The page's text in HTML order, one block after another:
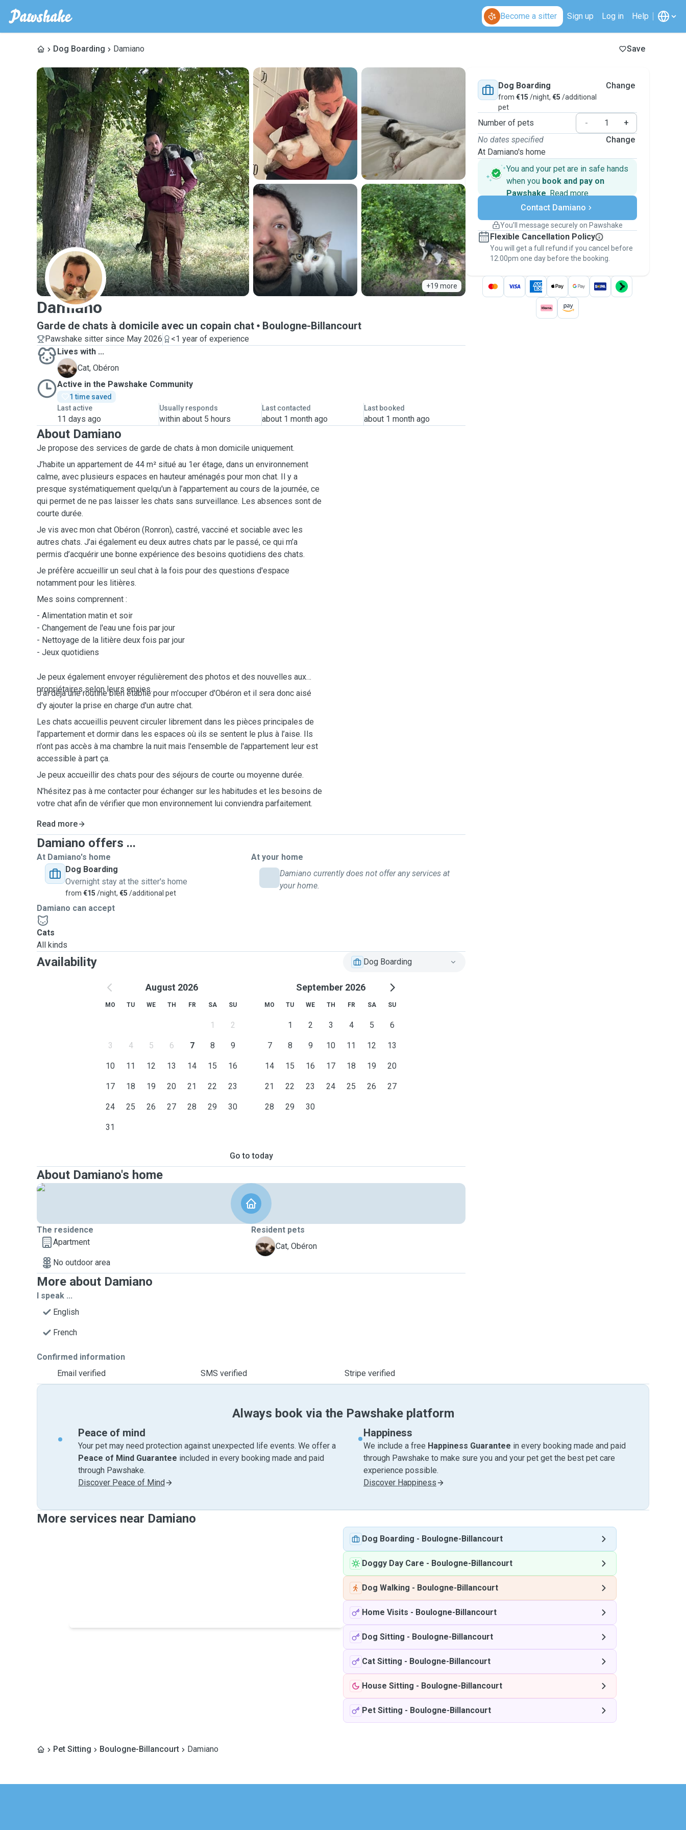
Become a sitter Sign up Log in Help
Dog Boarding Damiano Save
+19 more
D
Damiano
Garde de chats à domicile avec un copain chat Boulogne-Billancourt
Pawshake sitter since May 2026
<1 year of experience
Lives with ...
O
Cat, Obéron
Active in the Pawshake Community
1 time saved
Last active
11 days ago
Usually responds
within about 5 hours
Last contacted
about 1 month ago
Last booked
about 1 month ago
About Damiano
Je propose des services de garde de chats à mon domicile uniquement.
J’habite un appartement de 44 m² situé au 1er étage, dans un environnement
calme, avec plusieurs espaces en hauteur aménagés pour mon chat. Il y a
presque systématiquement quelqu'un à l’appartement au cours de la journée, ce
qui permet de ne pas laisser les chats sans surveillance. Les absences sont de
courte durée.
Je vis avec mon chat Obéron (Ronron), castré, vacciné et sociable avec les
autres chats. J’ai également eu deux autres chats par le passé, ce qui m’a
permis d’acquérir une bonne expérience des besoins quotidiens des chats.
Je préfère accueillir un seul chat à la fois pour des questions d'espace
notamment pour les litières.
Mes soins comprennent :
- Alimentation matin et soir
- Changement de l'eau une fois par jour
- Nettoyage de la litière deux fois par jour
- Jeux quotidiens
Je peux également envoyer régulièrement des photos et des nouvelles aux
propriétaires selon leurs envies.
J'ai déjà une routine bien établie pour m'occuper d'Obéron et il sera donc aisé
d'y ajouter la prise en charge d'un autre chat.
Les chats accueillis peuvent circuler librement dans les pièces principales de
l’appartement et dormir dans les espaces où ils se sentent le plus à l’aise. Ils
n'ont pas accès à ma chambre la nuit mais l'ensemble de l'appartement leur est
accessible à part ça.
Je peux accueillir des chats pour des séjours de courte ou moyenne durée.
N’hésitez pas à me contacter pour échanger sur les habitudes et les besoins de
votre chat afin de vérifier que mon environnement lui conviendra parfaitement.
Read more
Damiano offers ...
At Damiano's home
Dog Boarding
Overnight stay at the sitter's home
from €15 /night, €5 /additional pet
At your home
Damiano currently does not offer any services at
your home.
Damiano can accept
Cats
All kinds
Availability Dog Boarding
August 2026
MO TU WE TH FR SA SU
1 2
3 4 5 6 7 8 9
10 11 12 13 14 15 16
17 18 19 20 21 22 23
24 25 26 27 28 29 30
31
September 2026
MO TU WE TH FR SA SU
1 2 3 4 5 6
7 8 9 10 11 12 13
14 15 16 17 18 19 20
21 22 23 24 25 26 27
28 29 30
Go to today
About Damiano's home
The residence
Apartment
No outdoor area
Resident pets
O
Cat, Obéron
More about Damiano
I speak ...
English
French
Confirmed information
Email verified
SMS verified Stripe verified
Dog Boarding
from €15 /night, €5 /additional
pet
Change
Number of pets -
+
No dates specified
At Damiano's home
Change
You and your pet are in safe hands
when you book and pay on
Pawshake. Read more
Secure payments
Support if plans change
Keep everything on Pawshake - from first
message, to payment - to stay covered by
thePawshake Guarantee.
Contact Damiano
You’ll message securely on Pawshake
Flexible Cancellation Policy
You will get a full refund if you cancel before
12:00pm one day before the booking.
Always book via the Pawshake platform
Peace of mind
Your pet may need protection against unexpected life events. We offer a
Peace of Mind Guarantee included in every booking made and paid
through Pawshake.
Discover Peace of Mind
Happiness
We include a free Happiness Guarantee in every booking made and paid
through Pawshake to make sure you and your pet get the best pet care
experience possible.
Discover Happiness
More services near Damiano
Dog Boarding - Boulogne-Billancourt
Doggy Day Care - Boulogne-Billancourt
Dog Walking - Boulogne-Billancourt
Home Visits - Boulogne-Billancourt
Dog Sitting - Boulogne-Billancourt
Cat Sitting - Boulogne-Billancourt
House Sitting - Boulogne-Billancourt
Pet Sitting - Boulogne-Billancourt
Pet Sitting Boulogne-Billancourt Damiano